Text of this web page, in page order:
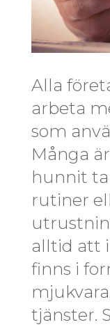
Alla
arbeta
som
Många
hunnit
rutiner
alltid att
finns i
tjänster.